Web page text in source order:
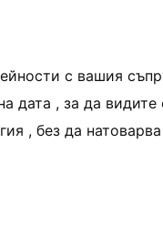
с вашия
дата , за да
, без да